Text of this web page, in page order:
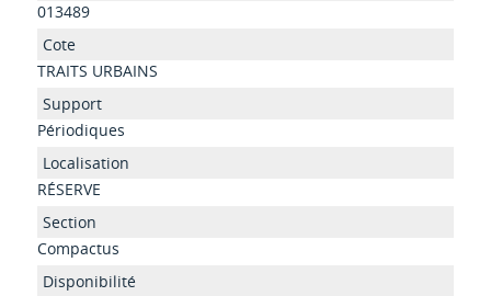
013489
TRAITS URBAINS
Périodiques
RÉSERVE
Compactus